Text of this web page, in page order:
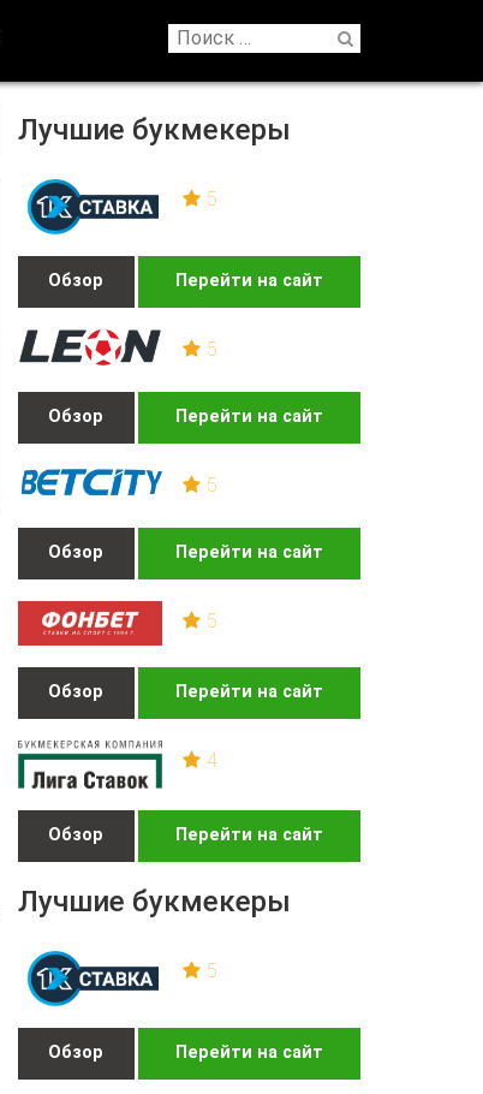
Лучшие букмекеры
5
Обзор Перейти на сайт
5
Обзор Перейти на сайт
5
Обзор Перейти на сайт
5
Обзор Перейти на сайт
4
Обзор Перейти на сайт
Лучшие букмекеры
5
Обзор Перейти на сайт